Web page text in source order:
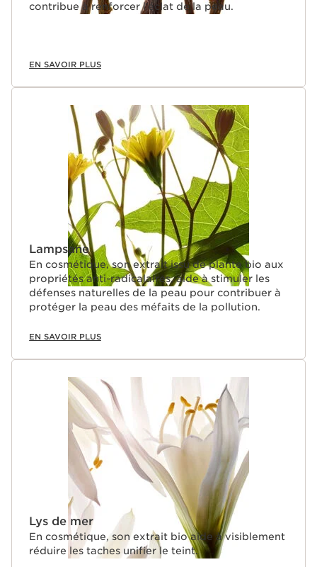
contribue à renforcer l’éclat de la peau.
EN SAVOIR PLUS
Lampsane
En cosmétique, son extrait issu de plante bio aux
propriétés anti-radicalaires, aide à stimuler les
défenses naturelles de la peau pour contribuer à
protéger la peau des méfaits de la pollution.
EN SAVOIR PLUS
Lys de mer
En cosmétique, son extrait bio aide à visiblement
réduire les taches unifier le teint.